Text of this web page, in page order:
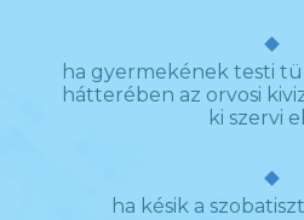
ha gyermekének testi
hátterében az orvosi
ki szervi
ha késik a